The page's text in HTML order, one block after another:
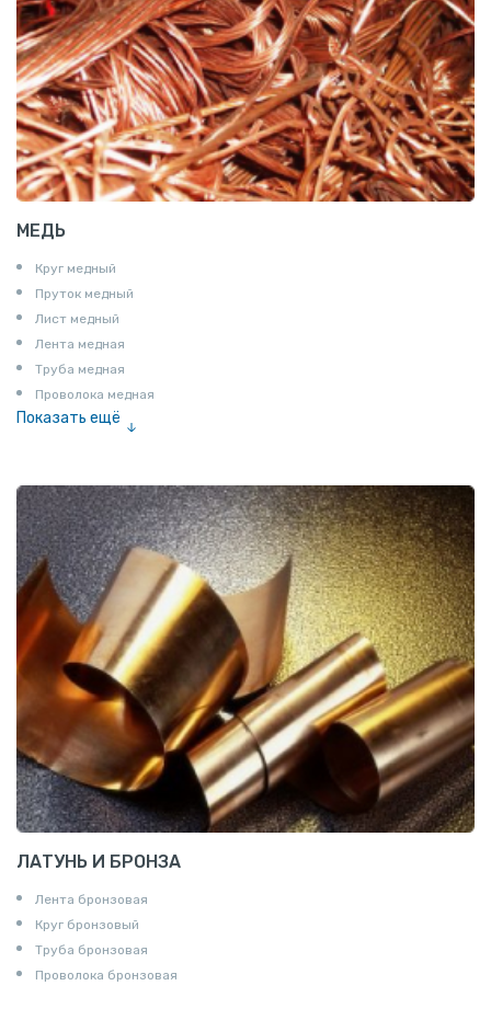
МЕДЬ
Круг медный
Пруток медный
Лист медный
Лента медная
Труба медная
Проволока медная
Показать ещё
ЛАТУНЬ И БРОНЗА
Лента бронзовая
Круг бронзовый
Труба бронзовая
Проволока бронзовая